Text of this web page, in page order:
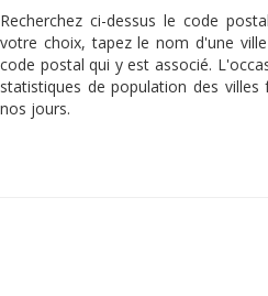
Recherchez ci-dessus le code
votre choix, tapez le nom d'une
code postal qui y est associé.
statistiques de population des villes
nos jours.